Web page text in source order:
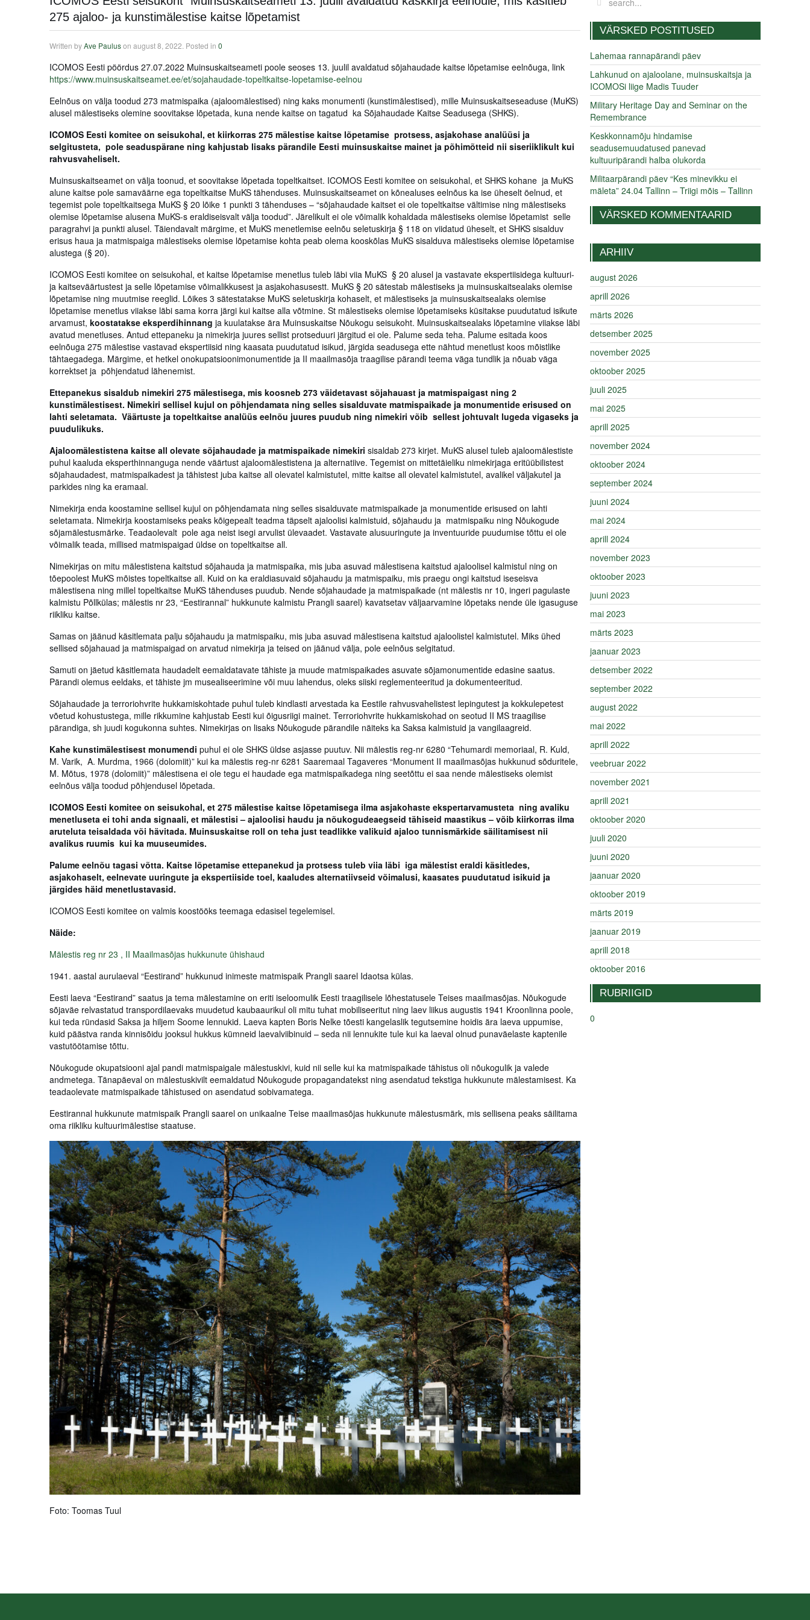
275 ajaloo- ja kunstimälestise kaitse lõpetamist
Written byAve Pauluson august 8, 2022 . Posted in 0
ICOMOS Eesti pöördus 27.07.2022 Muinsuskaitseameti poole seoses 13. juulil avaldatud sõjahaudade kaitse lõpetamise eelnõuga, link
https://www.muinsuskaitseamet.ee/et/sojahaudade-topeltkaitse-lopetamise-eelnou
Eelnõus on välja toodud 273 matmispaika (ajaloomälestised) ning kaks monumenti (kunstimälestised), mille Muinsuskaitseseaduse (MuKS)
alusel mälestiseks olemine soovitakse lõpetada, kuna nende kaitse on tagatud ka Sõjahaudade Kaitse Seadusega (SHKS).
ICOMOS Eesti komitee on seisukohal, et kiirkorras 275 mälestise kaitse lõpetamise protsess, asjakohase analüüsi ja
selgitusteta, pole seaduspärane ning kahjustab lisaks pärandile Eesti muinsuskaitse mainet ja põhimõtteid nii siseriiklikult kui
rahvusvaheliselt.
Muinsuskaitseamet on välja toonud, et soovitakse lõpetada topeltkaitset. ICOMOS Eesti komitee on seisukohal, et SHKS kohane ja MuKS
alune kaitse pole samaväärne ega topeltkaitse MuKS tähenduses. Muinsuskaitseamet on kõnealuses eelnõus ka ise üheselt öelnud, et
tegemist pole topeltkaitsega MuKS § 20 lõike 1 punkti 3 tähenduses – “sõjahaudade kaitset ei ole topeltkaitse vältimise ning mälestiseks
olemise lõpetamise alusena MuKS-s eraldiseisvalt välja toodud”. Järelikult ei ole võimalik kohaldada mälestiseks olemise lõpetamist selle
paragrahvi ja punkti alusel. Täiendavalt märgime, et MuKS menetlemise eelnõu seletuskirja § 118 on viidatud üheselt, et SHKS sisalduv
erisus haua ja matmispaiga mälestiseks olemise lõpetamise kohta peab olema kooskõlas MuKS sisalduva mälestiseks olemise lõpetamise
alustega (§ 20).
ICOMOS Eesti komitee on seisukohal, et kaitse lõpetamise menetlus tuleb läbi viia MuKS § 20 alusel ja vastavate ekspertiisidega kultuuri-
ja kaitseväärtustest ja selle lõpetamise võimalikkusest ja asjakohasusestt. MuKS § 20 sätestab mälestiseks ja muinsuskaitsealaks olemise
lõpetamise ning muutmise reeglid. Lõikes 3 sätestatakse MuKS seletuskirja kohaselt, et mälestiseks ja muinsuskaitsealaks olemise
lõpetamise menetlus viiakse läbi sama korra järgi kui kaitse alla võtmine. St mälestiseks olemise lõpetamiseks küsitakse puudutatud isikute
arvamust, koostatakse eksperdihinnang ja kuulatakse ära Muinsuskaitse Nõukogu seisukoht. Muinsuskaitsealaks lõpetamine viiakse läbi
avatud menetluses. Antud ettepaneku ja nimekirja juures sellist protseduuri järgitud ei ole. Palume seda teha. Palume esitada koos
eelnõuga 275 mälestise vastavad ekspertiisid ning kaasata puudutatud isikud, järgida seadusega ette nähtud menetlust koos mõistlike
tähtaegadega. Märgime, et hetkel onokupatsioonimonumentide ja II maailmasõja traagilise pärandi teema väga tundlik ja nõuab väga
korrektset ja põhjendatud lähenemist.
Ettepanekus sisaldub nimekiri 275 mälestisega, mis koosneb 273 väidetavast sõjahauast ja matmispaigast ning 2
kunstimälestisest. Nimekiri sellisel kujul on põhjendamata ning selles sisalduvate matmispaikade ja monumentide erisused on
lahti seletamata. Väärtuste ja topeltkaitse analüüs eelnõu juures puudub ning nimekiri võib sellest johtuvalt lugeda vigaseks ja
puudulikuks.
Ajaloomälestistena kaitse all olevate sõjahaudade ja matmispaikade nimekiri sisaldab 273 kirjet. MuKS alusel tuleb ajaloomälestiste
puhul kaaluda eksperthinnanguga nende väärtust ajaloomälestistena ja alternatiive. Tegemist on mittetäieliku nimekirjaga eritüübilistest
sõjahaudadest, matmispaikadest ja tähistest juba kaitse all olevatel kalmistutel, mitte kaitse all olevatel kalmistutel, avalikel väljakutel ja
parkides ning ka eramaal.
Nimekirja enda koostamine sellisel kujul on põhjendamata ning selles sisalduvate matmispaikade ja monumentide erisused on lahti
seletamata. Nimekirja koostamiseks peaks kõigepealt teadma täpselt ajaloolisi kalmistuid, sõjahaudu ja matmispaiku ning Nõukogude
sõjamälestusmärke. Teadaolevalt pole aga neist isegi arvulist ülevaadet. Vastavate alusuuringute ja inventuuride puudumise tõttu ei ole
võimalik teada, millised matmispaigad üldse on topeltkaitse all.
Nimekirjas on mitu mälestistena kaitstud sõjahauda ja matmispaika, mis juba asuvad mälestisena kaitstud ajaloolisel kalmistul ning on
tõepoolest MuKS mõistes topeltkaitse all. Kuid on ka eraldiasuvaid sõjahaudu ja matmispaiku, mis praegu ongi kaitstud iseseisva
mälestisena ning millel topeltkaitse MuKS tähenduses puudub. Nende sõjahaudade ja matmispaikade (nt mälestis nr 10, ingeri pagulaste
kalmistu Põllkülas; mälestis nr 23, “Eestirannal” hukkunute kalmistu Prangli saarel) kavatsetav väljaarvamine lõpetaks nende üle igasuguse
riikliku kaitse.
Samas on jäänud käsitlemata palju sõjahaudu ja matmispaiku, mis juba asuvad mälestisena kaitstud ajaloolistel kalmistutel. Miks ühed
sellised sõjahauad ja matmispaigad on arvatud nimekirja ja teised on jäänud välja, pole eelnõus selgitatud.
Samuti on jäetud käsitlemata haudadelt eemaldatavate tähiste ja muude matmispaikades asuvate sõjamonumentide edasine saatus.
Pärandi olemus eeldaks, et tähiste jm musealiseerimine või muu lahendus, oleks siiski reglementeeritud ja dokumenteeritud.
Sõjahaudade ja terroriohvrite hukkamiskohtade puhul tuleb kindlasti arvestada ka Eestile rahvusvahelistest lepingutest ja kokkulepetest
võetud kohustustega, mille rikkumine kahjustab Eesti kui õigusriigi mainet. Terroriohvrite hukkamiskohad on seotud II MS traagilise
pärandiga, sh juudi kogukonna suhtes. Nimekirjas on lisaks Nõukogude pärandile näiteks ka Saksa kalmistuid ja vangilaagreid.
Kahe kunstimälestisest monumendi puhul ei ole SHKS üldse asjasse puutuv. Nii mälestis reg-nr 6280 “Tehumardi memoriaal, R. Kuld,
M. Varik, A. Murdma, 1966 (dolomiit)” kui ka mälestis reg-nr 6281 Saaremaal Tagaveres “Monument II maailmasõjas hukkunud sõduritele,
M. Mõtus, 1978 (dolomiit)” mälestisena ei ole tegu ei haudade ega matmispaikadega ning seetõttu ei saa nende mälestiseks olemist
eelnõus välja toodud põhjendusel lõpetada.
ICOMOS Eesti komitee on seisukohal, et 275 mälestise kaitse lõpetamisega ilma asjakohaste ekspertarvamusteta ning avaliku
menetluseta ei tohi anda signaali, et mälestisi – ajaloolisi haudu ja nõukogudeaegseid tähiseid maastikus – võib kiirkorras ilma
aruteluta teisaldada või hävitada. Muinsuskaitse roll on teha just teadlikke valikuid ajaloo tunnismärkide säilitamisest nii
avalikus ruumis kui ka muuseumides.
Palume eelnõu tagasi võtta. Kaitse lõpetamise ettepanekud ja protsess tuleb viia läbi iga mälestist eraldi käsitledes,
asjakohaselt, eelnevate uuringute ja ekspertiiside toel, kaaludes alternatiivseid võimalusi, kaasates puudutatud isikuid ja
järgides häid menetlustavasid.
ICOMOS Eesti komitee on valmis koostööks teemaga edasisel tegelemisel.
Näide:
Mälestis reg nr 23 , II Maailmasõjas hukkunute ühishaud
1941. aastal aurulaeval “Eestirand” hukkunud inimeste matmispaik Prangli saarel Idaotsa külas.
Eesti laeva “Eestirand” saatus ja tema mälestamine on eriti iseloomulik Eesti traagilisele lõhestatusele Teises maailmasõjas. Nõukogude
sõjaväe relvastatud transpordilaevaks muudetud kaubaaurikul oli mitu tuhat mobiliseeritut ning laev liikus augustis 1941 Kroonlinna poole,
kui teda ründasid Saksa ja hiljem Soome lennukid. Laeva kapten Boris Nelke tõesti kangelaslik tegutsemine hoidis ära laeva uppumise,
kuid päästva randa kinnisõidu jooksul hukkus kümneid laevalviibinuid – seda nii lennukite tule kui ka laeval olnud punaväelaste kaptenile
vastutöötamise tõttu.
Nõukogude okupatsiooni ajal pandi matmispaigale mälestuskivi, kuid nii selle kui ka matmispaikade tähistus oli nõukogulik ja valede
andmetega. Tänapäeval on mälestuskivilt eemaldatud Nõukogude propagandatekst ning asendatud tekstiga hukkunute mälestamisest. Ka
teadaolevate matmispaikade tähistused on asendatud sobivamatega.
Eestirannal hukkunute matmispaik Prangli saarel on unikaalne Teise maailmasõjas hukkunute mälestusmärk, mis sellisena peaks säilitama
oma riikliku kultuurimälestise staatuse.
Foto: Toomas Tuul
VÄRSKED POSTITUSED
Lahemaa rannapärandi päev
Lahkunud on ajaloolane, muinsuskaitsja ja
ICOMOSi liige Madis Tuuder
Military Heritage Day and Seminar on the
Remembrance
Keskkonnamõju hindamise
seadusemuudatused panevad
kultuuripärandi halba olukorda
Militaarpärandi päev “Kes minevikku ei
mäleta” 24.04 Tallinn – Triigi mõis – Tallinn
VÄRSKED KOMMENTAARID
ARHIIV
august 2026
aprill 2026
märts 2026
detsember 2025
november 2025
oktoober 2025
juuli 2025
mai 2025
aprill 2025
november 2024
oktoober 2024
september 2024
juuni 2024
mai 2024
aprill 2024
november 2023
oktoober 2023
juuni 2023
mai 2023
märts 2023
jaanuar 2023
detsember 2022
september 2022
august 2022
mai 2022
aprill 2022
veebruar 2022
november 2021
aprill 2021
oktoober 2020
juuli 2020
juuni 2020
jaanuar 2020
oktoober 2019
märts 2019
jaanuar 2019
aprill 2018
oktoober 2016
RUBRIIGID
0